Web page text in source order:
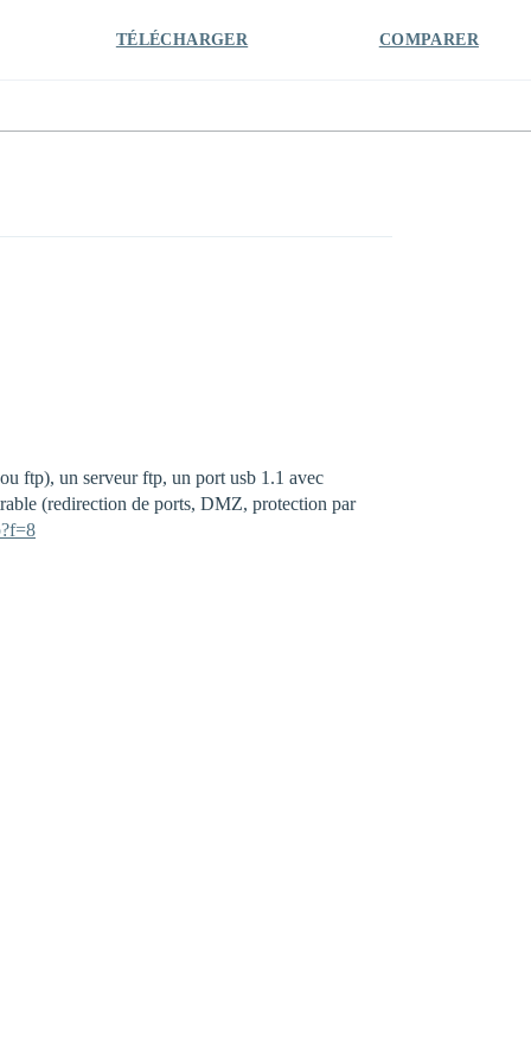
TÉLÉCHARGER COMPARER
ftp), un serveur ftp, un port usb 1.1 avec
(redirection de ports, DMZ, protection par